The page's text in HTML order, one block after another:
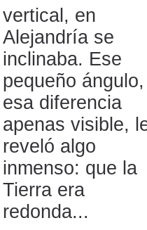
vertical, en
Alejandría se
inclinaba. Ese
pequeño ángulo,
esa diferencia
apenas visible,
reveló algo
inmenso: que la
Tierra era
redonda...